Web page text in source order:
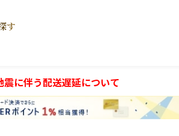
探す
震に伴う配送遅延について